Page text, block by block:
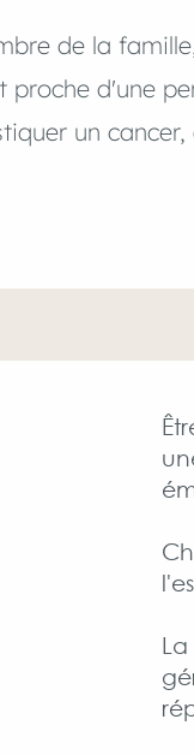
de la
d'une
un cancer,